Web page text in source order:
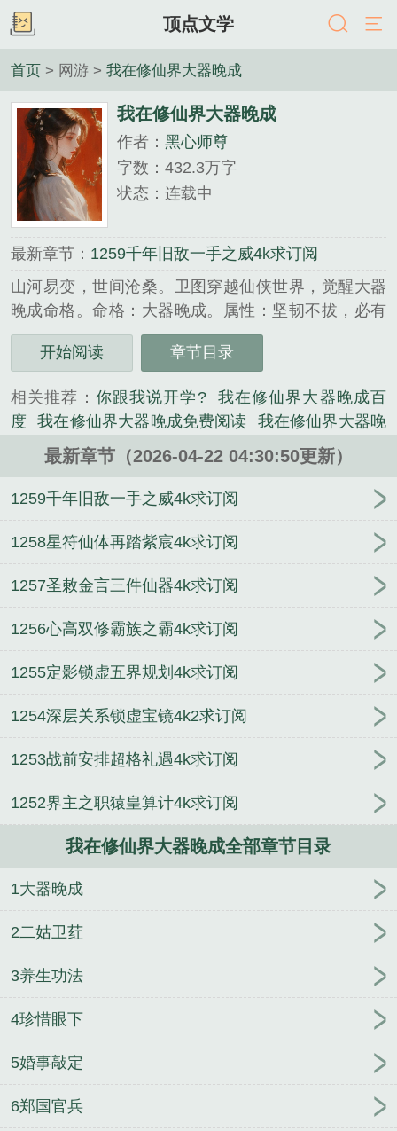
顶点文学
首页 > 网游 > 我在修仙界大器晚成
我在修仙界大器晚成
作者： 黑心师尊
字数：432.3万字
状态：连载中
最新章节： 1259千年旧敌一手之威4k求订阅
山河易变，世间沧桑。卫图穿越仙侠世界，觉醒大器
晚成命格。命格：大器晚成。属性：坚韧不拔，必有
所成。看到这个命格，被磨平棱角的卫图心中终于燃
起…...
类小说。
开始阅读 章节目录
相关推荐： 你跟我说开学?
我在修仙界大器晚成百
度
我在修仙界大器晚成免费阅读
我在修仙界大器晚
成赵青萝 我在修仙界大器晚成的笔趣阁 我在修仙界
大器晚成起点中文网
我在修仙界大器晚成命格
修仙界大器晚成无防盗黑心师尊
我在修仙界大器晚
器晚成在哪看 我在修仙界大器晚成TXT免费
我在修
城
我在修仙界大器晚成无删减版
我在修仙界大器晚
修仙界直播修仙笔趣阁 我在修仙界大器晚成免费阅
读笔趣阁
我都元婴期了 大道修仙
我在修仙界大器
晚成TXT奇书网
我在修仙界大器晚成最新章节
我在
修仙界大器晚成起点 我在修仙界大器晚成免费阅读
器晚成完结了吗 我在修仙界大器晚成书评
我在修仙
最新 我在修仙界大器晚成的免费阅读
我在修仙界大
修仙界大器晚成笔趣阁 苟道修仙从种田开始
仙界大器晚成杏花结局
我在修仙界大器晚成 女主
我在修仙界大器晚成有几个女主
我在修仙界大器晚
成听书 我在修仙界大器晚成百度百科
我在修仙界大
我在修仙
界大器晚成笔趣阁TXT
我在修仙界大器晚成123读
笔趣阁
我在修仙界大器晚成TXt
我在修仙界大器晚
成无错版txt
我在修仙
最新章节（2026-04-22 04:30:50更新）
1259千年旧敌一手之威4k求订阅
1258星符仙体再踏紫宸4k求订阅
1257圣敕金言三件仙器4k求订阅
1256心高双修霸族之霸4k求订阅
1255定影锁虚五界规划4k求订阅
1254深层关系锁虚宝镜4k2求订阅
1253战前安排超格礼遇4k求订阅
1252界主之职猿皇算计4k求订阅
我在修仙界大器晚成全部章节目录
1大器晚成
2二姑卫荭
3养生功法
4珍惜眼下
5婚事敲定
6郑国官兵